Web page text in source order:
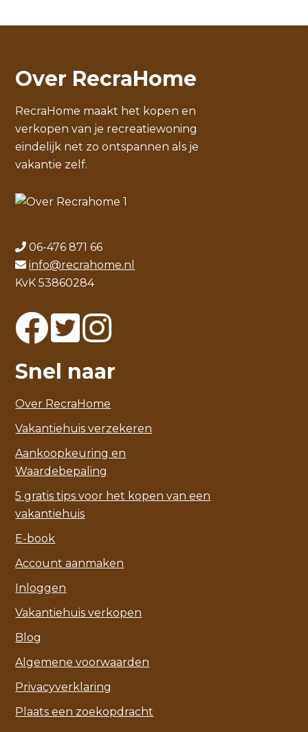
Over RecraHome
RecraHome maakt het kopen en
verkopen van je recreatiewoning
eindelijk net zo ontspannen als je
vakantie zelf.
06-476 871 66
info@recrahome.nl
KvK 53860284
Snel naar
Over RecraHome
Vakantiehuis verzekeren
Aankoopkeuring en
Waardebepaling
5 gratis tips voor het kopen van een
vakantiehuis
E-book
Account aanmaken
Inloggen
Vakantiehuis verkopen
Blog
Algemene voorwaarden
Privacyverklaring
Plaats een zoekopdracht